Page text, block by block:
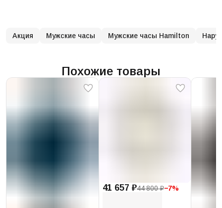
Акция Мужские часы Мужские часы Hamilton
Похожие товары
41 657 ₽44 800 ₽−7%